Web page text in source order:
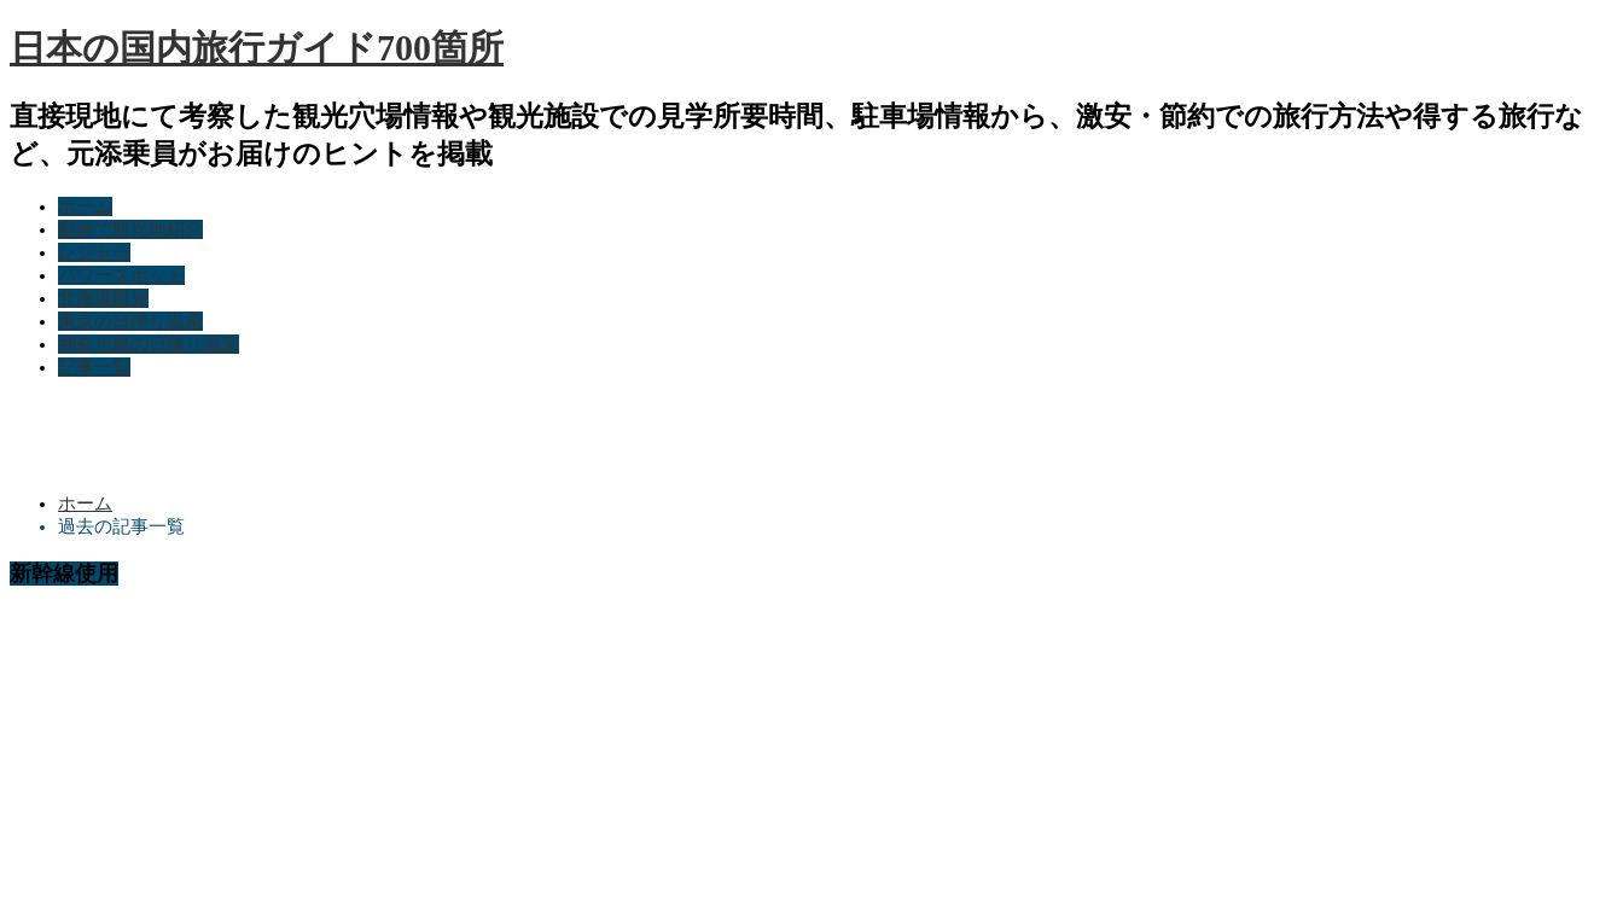
日本の国内旅行ガイド700箇所
直接現地にて考察した観光穴場情報や観光施設での見学所要時間、駐車場情報から、激安・節約での旅行方法や得する旅行な
ど、元添乗員がお届けのヒントを掲載
ホーム
動画で観光地紹介
レジャー
パワースポット
北海道観光
東京の日帰り温泉
神奈川県の日帰り温泉
記事一覧
ホーム
過去の記事一覧
新幹線使用